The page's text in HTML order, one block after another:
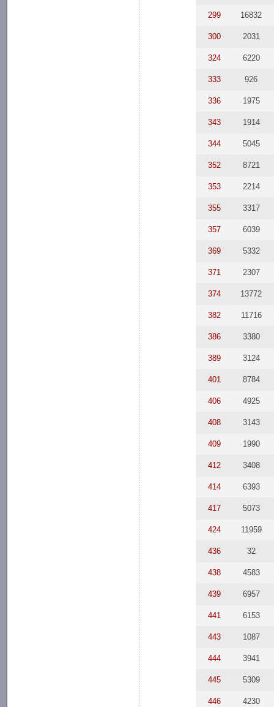
299 16832
300 2031
324 6220
333 926
336 1975
343 1914
344 5045
352 8721
353 2214
355 3317
357 6039
369 5332
371 2307
374 13772
382 11716
386 3380
389 3124
401 8784
406 4925
408 3143
409 1990
412 3408
414 6393
417 5073
424 11959
436 32
438 4583
439 6957
441 6153
443 1087
444 3941
445 5309
446 4230